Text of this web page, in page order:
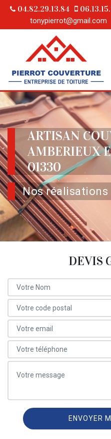
04.82.29.13.84
tonypierrot@gmail.com
ARTISAN
AMBERIEUX
01330
Nos réalisations
DEVIS